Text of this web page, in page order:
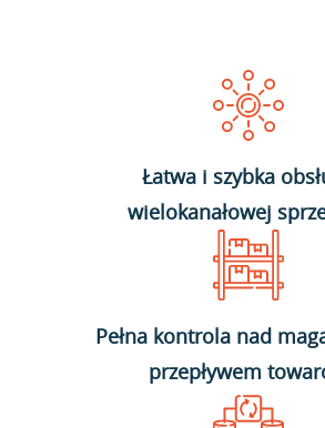
Łatwa i szybka
wielokanałowej
Pełna kontrola nad
przepływem